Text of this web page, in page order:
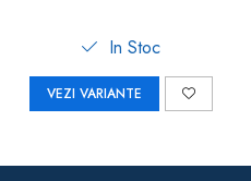
In Stoc
VEZI VARIANTE